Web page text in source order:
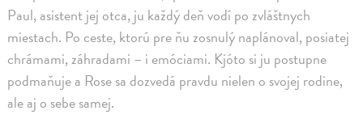
Paul, asistent jej otca, ju každý deň vodí po zvláštnych
miestach. Po ceste, ktorú pre ňu zosnulý naplánoval, posiatej
chrámami, záhradami – i emóciami. Kjóto si ju postupne
podmaňuje a Rose sa dozvedá pravdu nielen o svojej rodine,
ale aj o sebe samej.